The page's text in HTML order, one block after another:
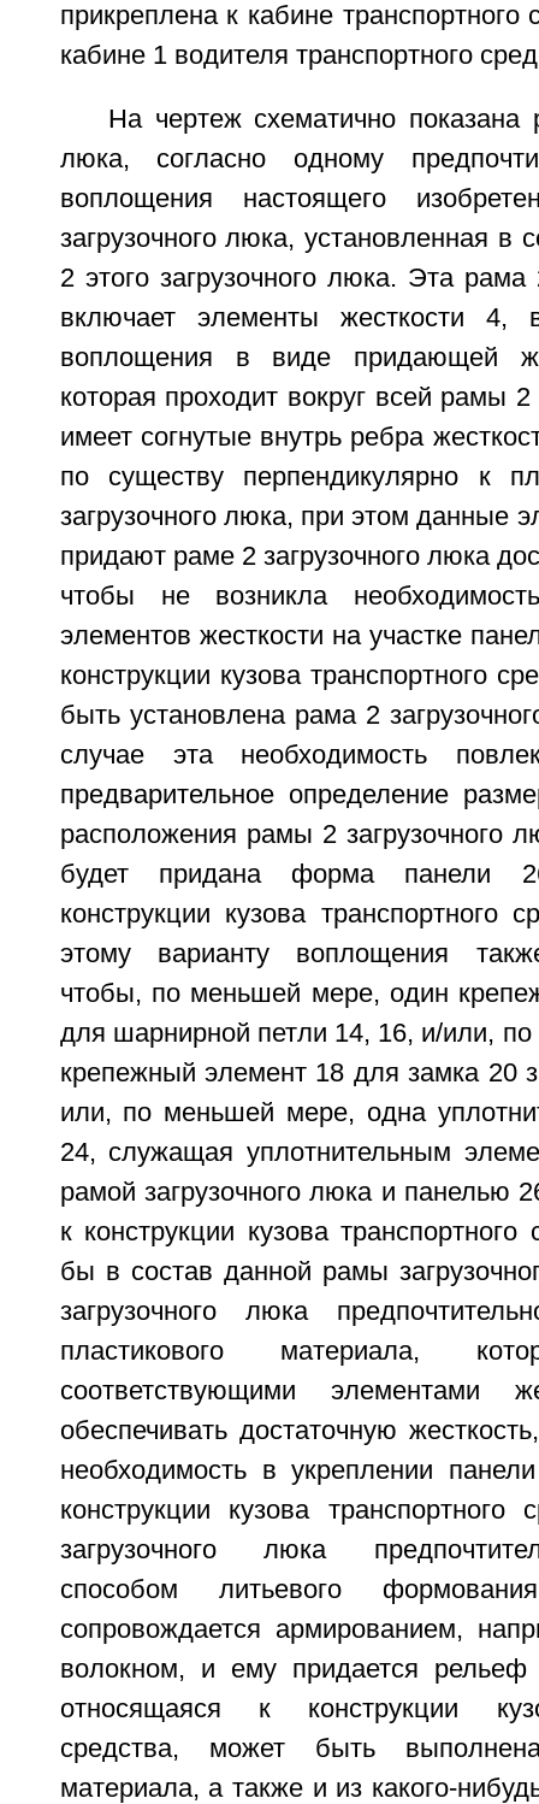
прикреплена к кабине транспортного
кабине 1 водителя транспортного
На чертеж схематично показана
люка, согласно одному
воплощения настоящего
загрузочного люка, установленная в
2 этого загрузочного люка. Эта рама
включает элементы жесткости 4,
воплощения в виде придающей
которая проходит вокруг всей рамы 2
имеет согнутые внутрь ребра
по существу перпендикулярно к
загрузочного люка, при этом данные
придают раме 2 загрузочного люка
чтобы не возникла
элементов жесткости на участке
конструкции кузова транспортного
быть установлена рама 2
случае эта необходимость
предварительное определение
расположения рамы 2 загрузочного
будет придана форма панели
конструкции кузова транспортного
этому варианту воплощения
чтобы, по меньшей мере, один
для шарнирной петли 14, 16, и/или,
крепежный элемент 18 для замка 20
или, по меньшей мере, одна
24, служащая уплотнительным
рамой загрузочного люка и панелью
к конструкции кузова
бы в состав данной рамы
загрузочного люка
пластикового материала,
соответствующими элементами
обеспечивать достаточную
необходимость в укреплении
конструкции кузова
загрузочного люка
способом литьевого
сопровождается армированием,
волокном, и ему придается
относящаяся к конструкции
средства, может быть
материала, а также и из какого-